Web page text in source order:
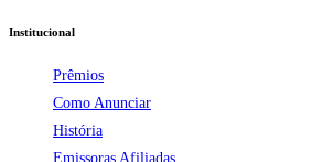
Institucional
Prêmios
Como Anunciar
História
Emissoras Afiliadas